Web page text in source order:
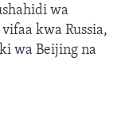
wa
kwa Russia,
wa Beijing na